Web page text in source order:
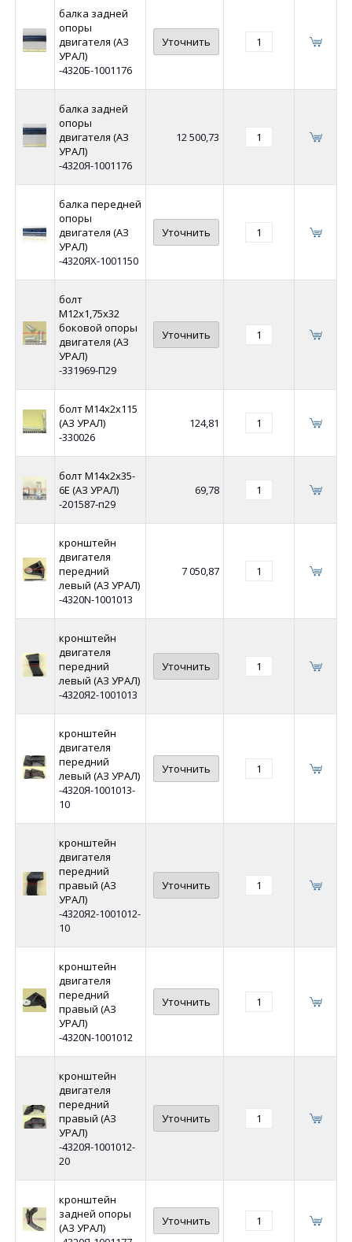
балка задней
опоры
двигателя (АЗ
УРАЛ)
-4320Б-1001176
Уточнить
балка задней
опоры
двигателя (АЗ
УРАЛ)
-4320Я-1001176
12 500,73
балка передней
опоры
двигателя (АЗ
УРАЛ)
-4320ЯХ-1001150
Уточнить
болт
М12х1,75х32
боковой опоры
двигателя (АЗ
УРАЛ)
-331969-П29
Уточнить
болт М14х2х115
(АЗ УРАЛ)
-330026
124,81
болт М14х2х35-
6Е (АЗ УРАЛ)
-201587-п29
69,78
кронштейн
двигателя
передний
левый (АЗ УРАЛ)
-4320N-1001013
7 050,87
кронштейн
двигателя
передний
левый (АЗ УРАЛ)
-4320Я2-1001013
Уточнить
кронштейн
двигателя
передний
левый (АЗ УРАЛ)
-4320Я-1001013-
10
Уточнить
кронштейн
двигателя
передний
правый (АЗ
УРАЛ)
-4320Я2-1001012-
10
Уточнить
кронштейн
двигателя
передний
правый (АЗ
УРАЛ)
-4320N-1001012
Уточнить
кронштейн
двигателя
передний
правый (АЗ
УРАЛ)
-4320Я-1001012-
20
Уточнить
кронштейн
задней опоры
(АЗ УРАЛ)
Уточнить